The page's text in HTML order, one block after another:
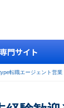
専門サイト
転職エージェント営業